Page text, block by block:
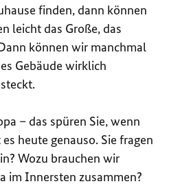
finden, dann können
leicht das Große, das
können wir manchmal
Gebäude wirklich
– das spüren Sie, wenn
heute genauso. Sie fragen
Wozu brauchen wir
im Innersten zusammen?